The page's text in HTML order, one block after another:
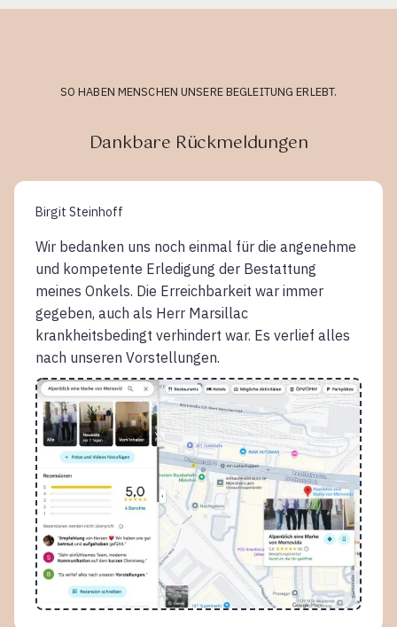
SO HABEN MENSCHEN UNSERE BEGLEITUNG ERLEBT.
Dankbare Rückmeldungen
Birgit Steinhoff
Wir bedanken uns noch einmal für die angenehme
und kompetente Erledigung der Bestattung
meines Onkels. Die Erreichbarkeit war immer
gegeben, auch als Herr Marsillac
krankheitsbedingt verhindert war. Es verlief alles
nach unseren Vorstellungen.